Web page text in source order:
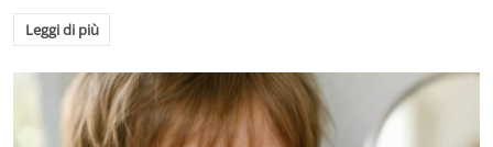
Leggi di più